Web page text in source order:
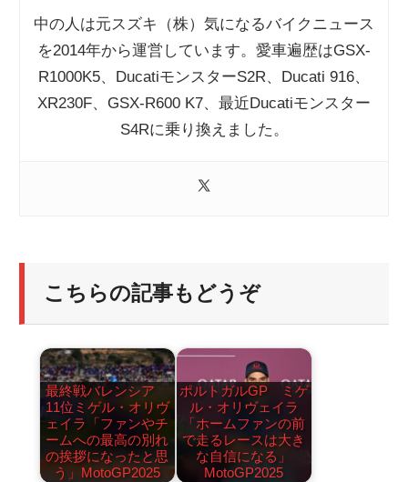
中の人は元スズキ（株）気になるバイクニュース
を2014年から運営しています。愛車遍歴はGSX-
R1000K5、DucatiモンスターS2R、Ducati 916、
XR230F、GSX-R600 K7、最近Ducatiモンスター
S4Rに乗り換えました。
こちらの記事もどうぞ
最終戦バレンシア
11位ミゲル・オリヴ
ェイラ「ファンやチ
ームへの最高の別れ
の挨拶になったと思
う」MotoGP2025
ポルトガルGP ミゲ
ル・オリヴェイラ
「ホームファンの前
で走るレースは大き
な自信になる」
MotoGP2025